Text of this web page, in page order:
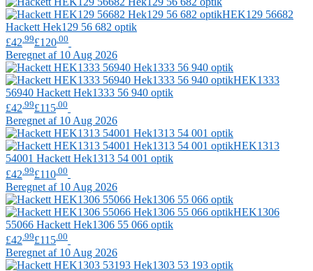
HEK129 56682
Hackett Hek129 56 682 optik
£42 .99£120 .00
Beregnet af 10 Aug 2026
HEK1333
56940 Hackett Hek1333 56 940 optik
£42.99£115.00
Beregnet af 10 Aug 2026
HEK1313
54001 Hackett Hek1313 54 001 optik
£42 .99£110 .00
Beregnet af 10 Aug 2026
HEK1306
55066 Hackett Hek1306 55 066 optik
£42 .99£115 .00
Beregnet af 10 Aug 2026